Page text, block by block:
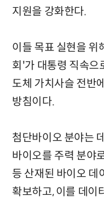
지원을 강화한다.
이들 목표 실현을 위
회'가 대통령 직속으
도체 가치사슬 전반
방침이다.
첨단바이오 분야는
바이오를 주력 분야
등 산재된 바이오 데
확보하고, 이를 데이